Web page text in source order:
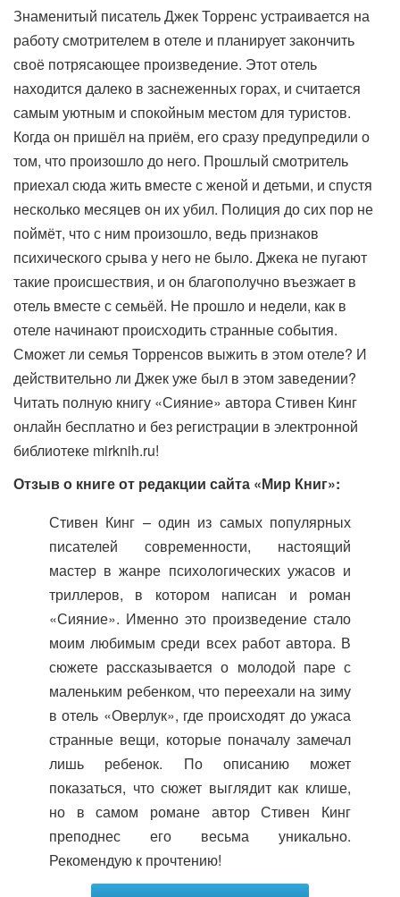
Знаменитый писатель Джек Торренс устраивается на
работу смотрителем в отеле и планирует закончить
своё потрясающее произведение. Этот отель
находится далеко в заснеженных горах, и считается
самым уютным и спокойным местом для туристов.
Когда он пришёл на приём, его сразу предупредили о
том, что произошло до него. Прошлый смотритель
приехал сюда жить вместе с женой и детьми, и спустя
несколько месяцев он их убил. Полиция до сих пор не
поймёт, что с ним произошло, ведь признаков
психического срыва у него не было. Джека не пугают
такие происшествия, и он благополучно въезжает в
отель вместе с семьёй. Не прошло и недели, как в
отеле начинают происходить странные события.
Сможет ли семья Торренсов выжить в этом отеле? И
действительно ли Джек уже был в этом заведении?
Читать полную книгу «Сияние» автора Стивен Кинг
онлайн бесплатно и без регистрации в электронной
библиотеке mirknih.ru!
Отзыв о книге от редакции сайта «Мир Книг»:
Стивен Кинг – один из самых популярных
писателей современности, настоящий
мастер в жанре психологических ужасов и
триллеров, в котором написан и роман
«Сияние». Именно это произведение стало
моим любимым среди всех работ автора. В
сюжете рассказывается о молодой паре с
маленьким ребенком, что переехали на зиму
в отель «Оверлук», где происходят до ужаса
странные вещи, которые поначалу замечал
лишь ребенок. По описанию может
показаться, что сюжет выглядит как клише,
но в самом романе автор Стивен Кинг
преподнес его весьма уникально.
Рекомендую к прочтению!